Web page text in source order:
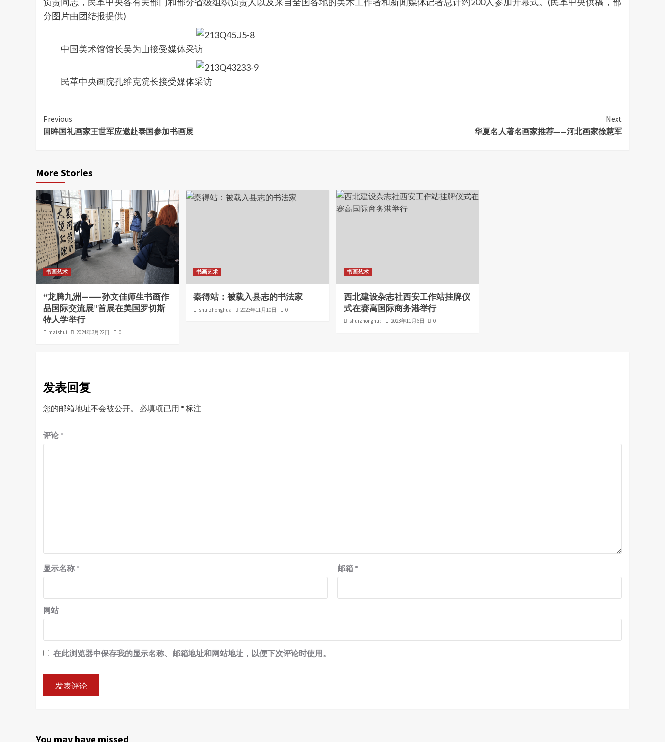
分图片由团结报提供)
中国美术馆馆长吴为山接受媒体采访
民革中央画院孔维克院长接受媒体采访
Continue
Reading
Previous
回眸国礼画家王世军应邀赴泰国参加书画展
Next
华夏名人著名画家推荐——河北画家徐慧军
More Stories
书画艺术
“龙腾九洲———孙文佳师生书画作
品国际交流展”首展在美国罗切斯
特大学举行
maishui 2024年3月22日 0
书画艺术
秦得站：被载入县志的书法家
shuizhonghua 2023年11月10日 0
书画艺术
西北建设杂志社西安工作站挂牌仪
式在赛高国际商务港举行
shuizhonghua 2023年11月6日 0
发表回复
您的邮箱地址不会被公开。 必填项已用 * 标注
评论 *
显示名称 * 邮箱 *
网站
在此浏览器中保存我的显示名称、邮箱地址和网站地址，以便下次评论时使用。
You may have missed